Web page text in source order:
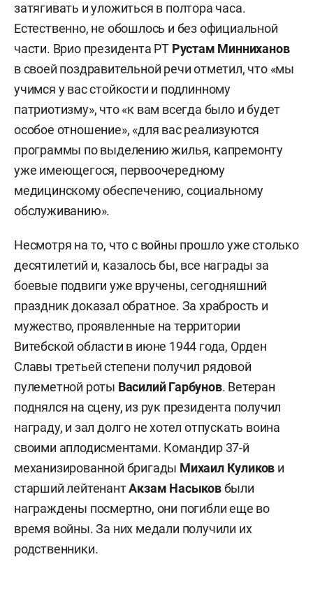
затягивать и уложиться в полтора часа.
Естественно, не обошлось и без официальной
части. Врио президента РТ Рустам Минниханов
в своей поздравительной речи отметил, что «мы
учимся у вас стойкости и подлинному
патриотизму», что «к вам всегда было и будет
особое отношение», «для вас реализуются
программы по выделению жилья, капремонту
уже имеющегося, первоочередному
медицинскому обеспечению, социальному
обслуживанию».
Несмотря на то, что с войны прошло уже столько
десятилетий и, казалось бы, все награды за
боевые подвиги уже вручены, сегодняшний
праздник доказал обратное. За храбрость и
мужество, проявленные на территории
Витебской области в июне 1944 года, Орден
Славы третьей степени получил рядовой
пулеметной роты Василий Гарбунов. Ветеран
поднялся на сцену, из рук президента получил
награду, и зал долго не хотел отпускать воина
своими аплодисментами. Командир 37-й
механизированной бригады Михаил Куликов и
старший лейтенантАкзам Насыковбыли
награждены посмертно, они погибли еще во
время войны. За них медали получили их
родственники.